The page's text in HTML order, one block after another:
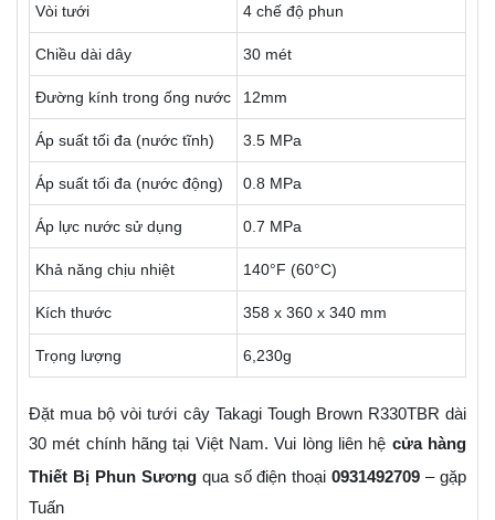
Vòi tưới 4 chế độ phun
Chiều dài dây 30 mét
Đường kính trong ống nước 12mm
Áp suất tối đa (nước tĩnh) 3.5 MPa
Áp suất tối đa (nước động) 0.8 MPa
Áp lực nước sử dụng 0.7 MPa
Khả năng chịu nhiệt 140°F (60°C)
Kích thước 358 x 360 x 340 mm
Trọng lượng 6,230g
Đặt mua bộ vòi tưới cây Takagi Tough Brown R330TBR dài
30 mét chính hãng tại Việt Nam. Vui lòng liên hệ cửa hàng
Thiết Bị Phun Sươngqua số điện thoại0931492709 – gặp
Tuấn